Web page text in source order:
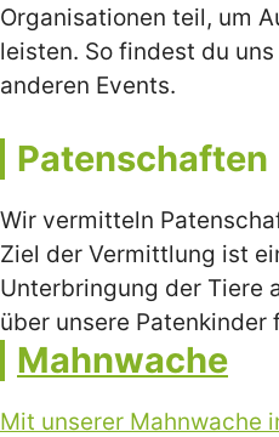
Organisationen teil, um
leisten. So findest du
anderen Events.
Patenschaften
Wir vermitteln
Ziel der Vermittlung ist
Unterbringung der Tiere
über unsere Patenkinder
Mahnwache
Mit unserer Mahnwache